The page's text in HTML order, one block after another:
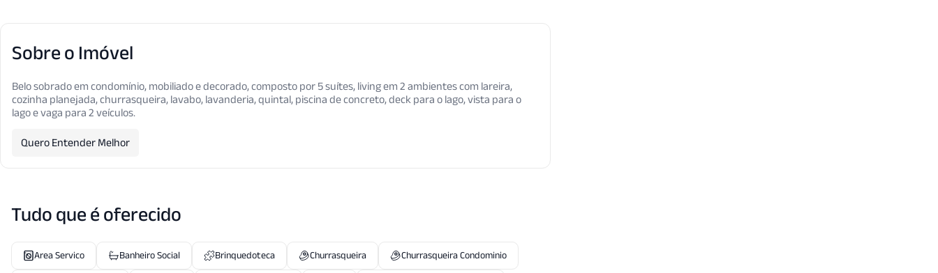
Sobre o Imóvel
Belo sobrado em condomínio, mobiliado e decorado, composto por 5 suítes, living em 2 ambientes com lareira,
cozinha planejada, churrasqueira, lavabo, lavanderia, quintal, piscina de concreto, deck para o lago, vista para o
lago e vaga para 2 veículos.
Quero Entender Melhor
Tudo que é oferecido
Area Servico Banheiro Social Brinquedoteca Churrasqueira
Churrasqueira Condominio